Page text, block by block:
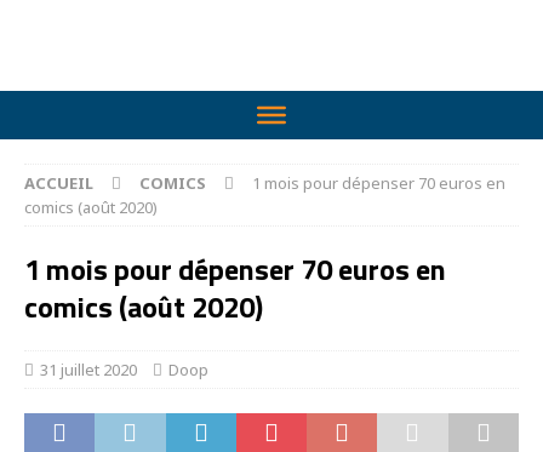
ACCUEIL COMICS
1 mois pour dépenser 70 euros en
comics (août 2020)
1 mois pour dépenser 70 euros en
comics (août 2020)
31 juillet 2020 Doop